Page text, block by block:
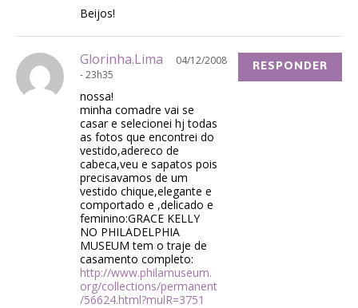
Beijos!
Glorinha.Lima
04/12/2008
- 23h35
nossa!
minha comadre vai se
casar e selecionei hj todas
as fotos que encontrei do
vestido,adereco de
cabeca,veu e sapatos pois
precisavamos de um
vestido chique,elegante e
comportado e ,delicado e
feminino:GRACE KELLY
NO PHILADELPHIA
MUSEUM tem o traje de
casamento completo:
http://www.philamuseum.
org/collections/permanent
/56624.html?mulR=3751
RESPONDER